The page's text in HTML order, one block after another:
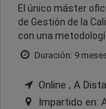
El único máster
de Gestión de la
con una
Duración: 9
Online , A
Impartido en: